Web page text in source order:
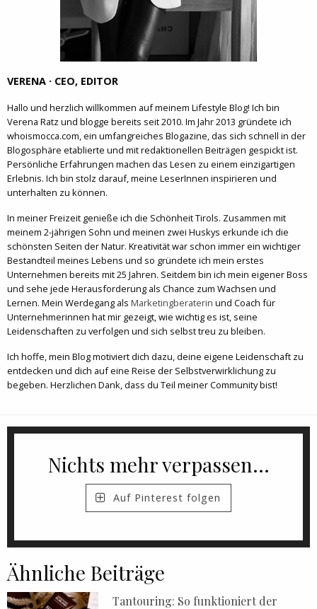
VERENA · CEO, EDITOR
Hallo und herzlich willkommen auf meinem Lifestyle Blog! Ich bin
Verena Ratz und blogge bereits seit 2010. Im Jahr 2013 gründete ich
whoismocca.com, ein umfangreiches Blogazine, das sich schnell in der
Blogosphäre etablierte und mit redaktionellen Beiträgen gespickt ist.
Persönliche Erfahrungen machen das Lesen zu einem einzigartigen
Erlebnis. Ich bin stolz darauf, meine LeserInnen inspirieren und
unterhalten zu können.
In meiner Freizeit genieße ich die Schönheit Tirols. Zusammen mit
meinem 2-jährigen Sohn und meinen zwei Huskys erkunde ich die
schönsten Seiten der Natur. Kreativität war schon immer ein wichtiger
Bestandteil meines Lebens und so gründete ich mein erstes
Unternehmen bereits mit 25 Jahren. Seitdem bin ich mein eigener Boss
und sehe jede Herausforderung als Chance zum Wachsen und
Lernen. Mein Werdegang als Marketingberaterin und Coach für
Unternehmerinnen hat mir gezeigt, wie wichtig es ist, seine
Leidenschaften zu verfolgen und sich selbst treu zu bleiben.
Ich hoffe, mein Blog motiviert dich dazu, deine eigene Leidenschaft zu
entdecken und dich auf eine Reise der Selbstverwirklichung zu
begeben. Herzlichen Dank, dass du Teil meiner Community bist!
Nichts mehr verpassen...
Auf Pinterest folgen
Ähnliche Beiträge
Tantouring: So funktioniert der